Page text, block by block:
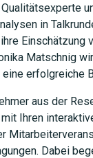
in
Einschätzung
Matschnig
erfolgreiche
aus der
Ihren
Dabei